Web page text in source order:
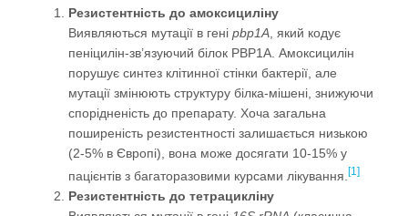
Резистентність до амоксициліну
Виявляються мутації в гені pbp1A , який кодує
пеніцилін-зв’язуючий білок PBP1A. Амоксицилін
порушує синтез клітинної стінки бактерії, але
мутації змінюють структуру білка-мішені, знижуючи
спорідненість до препарату. Хоча загальна
поширеність резистентності залишається низькою
(2-5% в Європі), вона може досягати 10-15% у
пацієнтів з багаторазовими курсами лікування. [1]
Резистентність до тетрацикліну